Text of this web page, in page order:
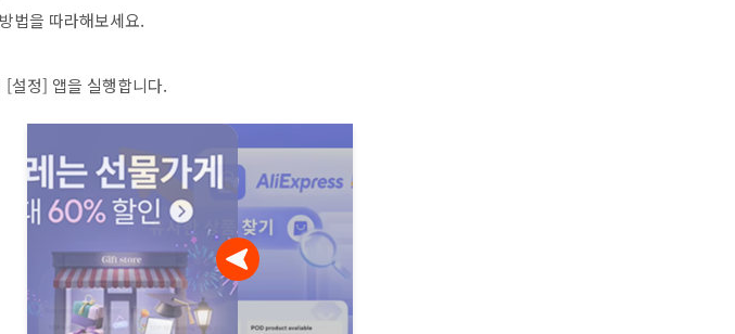
법을 따라해보세요.
설정] 앱을 실행합니다.